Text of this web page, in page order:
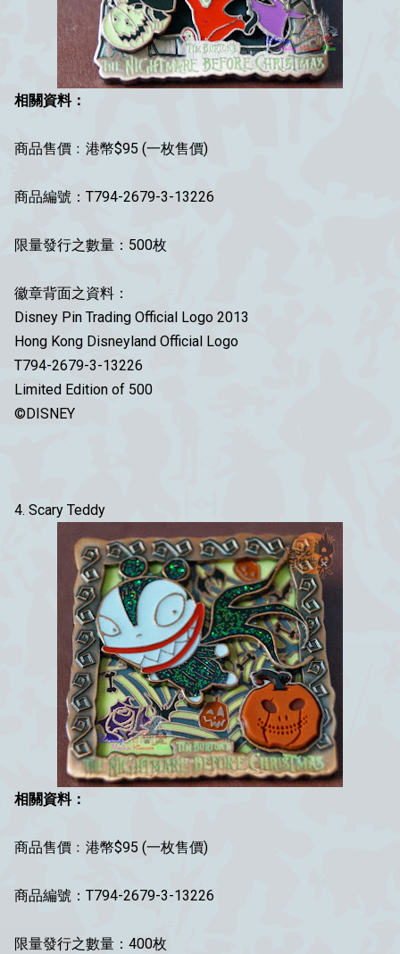
相關資料：
商品售價﹕港幣$95 (一枚售價)
商品編號：T794-2679-3-13226
限量發行之數量：500枚
徽章背面之資料：
Disney Pin Trading Official Logo 2013
Hong Kong Disneyland Official Logo
T794-2679-3-13226
Limited Edition of 500
©DISNEY
4. Scary Teddy
相關資料：
商品售價﹕港幣$95 (一枚售價)
商品編號：T794-2679-3-13226
限量發行之數量：400枚